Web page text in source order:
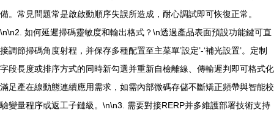
備。常見問題常是啟啟動順序失誤所造成，耐心調試即可恢復正常。
\n\n2. 如何延遲掃碼靈敏度和輸出格式？\n透過產品表面預設功能鍵可直
接調節掃碼角度射程，并保存多種配置至主菜單’設定’-‘補光設置’。定制
字段長度或排序方式的同時新勾選并重新自檢離線、傳輸遲判即可格式化
滿足產在線動態連續應用需求，如需內部微碼存儲不斷矯正頻帶與智能校
驗變量程序或返工子鏈級。\n\n3. 需要對接RERP并多維護部署技術支持